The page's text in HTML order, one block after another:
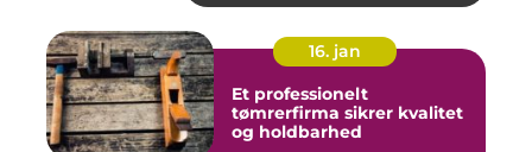
16. jan
Et professionelt
tømrerfirma sikrer kvalitet
og holdbarhed